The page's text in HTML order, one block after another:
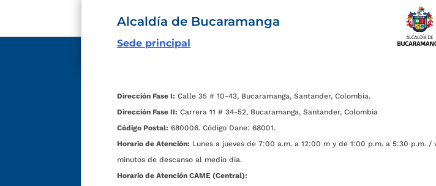
Alcaldía de Bucaramanga
Sede principal
Dirección Fase I: Calle 35 # 10-43, Bucaramanga, Santander, Colombia.
Dirección Fase II: Carrera 11 # 34-52, Bucaramanga, Santander, Colombia
Código Postal: 680006. Código Dane: 68001.
Horario de Atención: Lunes a jueves de 7:00 a.m. a 12:00 m y de 1:00 p.m. a 5:30 p.m.
minutos de descanso al medio día.
Horario de Atención CAME (Central):